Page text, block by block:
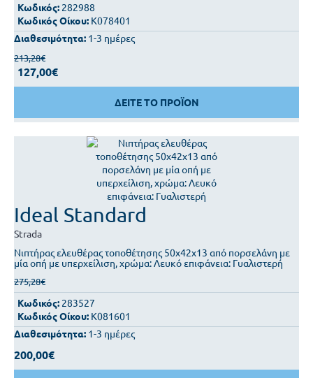
Κωδικός: 282988
Κωδικός Οίκου: K078401
Διαθεσιμότητα: 1-3 ημέρες
213,28€
127,00€
ΔΕΙΤΕ ΤΟ ΠΡΟΪΟΝ
Ideal Standard
Strada
Νιπτήρας ελευθέρας τοποθέτησης 50x42x13 από πορσελάνη με
μία οπή με υπερχείλιση, χρώμα: Λευκό επιφάνεια: Γυαλιστερή
275,28€
Κωδικός: 283527
Κωδικός Οίκου: K081601
Διαθεσιμότητα: 1-3 ημέρες
200,00€